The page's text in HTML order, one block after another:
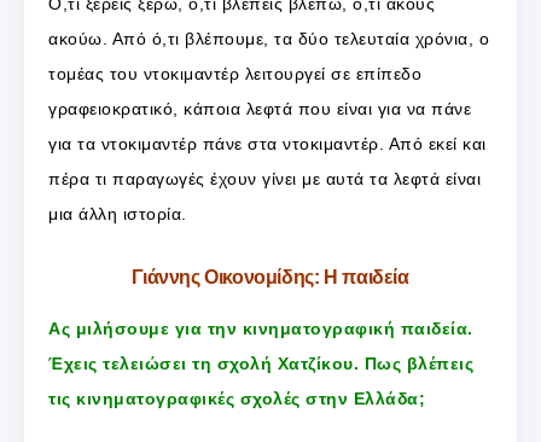
Ό,τι ξέρεις ξέρω, ό,τι βλέπεις βλέπω, ό,τι ακούς
ακούω. Από ό,τι βλέπουμε, τα δύο τελευταία χρόνια, ο
τομέας του ντοκιμαντέρ λειτουργεί σε επίπεδο
γραφειοκρατικό, κάποια λεφτά που είναι για να πάνε
για τα ντοκιμαντέρ πάνε στα ντοκιμαντέρ. Από εκεί και
πέρα τι παραγωγές έχουν γίνει με αυτά τα λεφτά είναι
μια άλλη ιστορία.
Γιάννης Οικονομίδης: Η παιδεία
Ας μιλήσουμε για την κινηματογραφική παιδεία.
Έχεις τελειώσει τη σχολή Χατζίκου. Πως βλέπεις
τις κινηματογραφικές σχολές στην Ελλάδα;